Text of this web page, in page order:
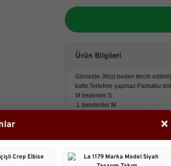
×
Ürün Bilgileri
Görselde 36(s) beden tercih
kattır.Terletme yapmaz.Pamuklu
M bedenler S
L bendenler M
Xl bedenler L beden olarak